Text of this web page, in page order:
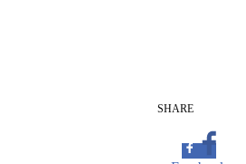
SHARE